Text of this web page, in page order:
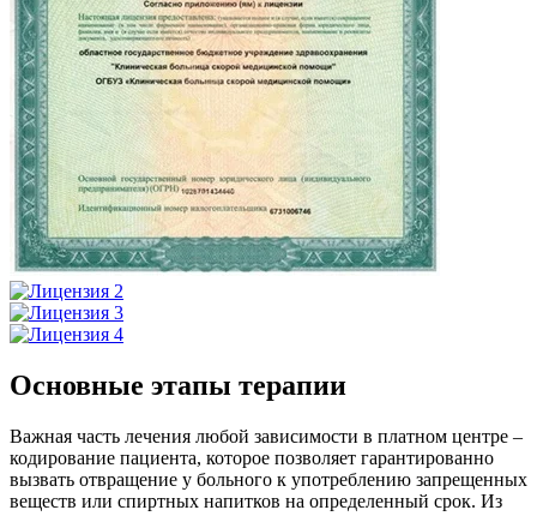
Основные этапы терапии
Важная часть лечения любой зависимости в платном центре –
кодирование пациента, которое позволяет гарантированно
вызвать отвращение у больного к употреблению запрещенных
веществ или спиртных напитков на определенный срок. Из